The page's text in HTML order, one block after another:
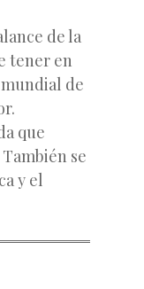
de la
tener en
de
que
se
y el